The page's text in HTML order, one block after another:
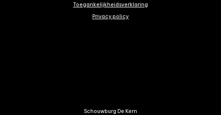
Toegankelijkheidsverklaring
Privacy policy
Schouwburg De Kern